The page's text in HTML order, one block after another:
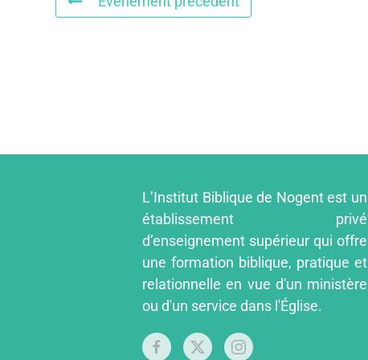
L’Institut Biblique de Nogent est un
établissement privé
d’enseignement supérieur qui offre
une formation biblique, pratique et
relationnelle en vue d'un ministère
ou d'un service dans l'Église.